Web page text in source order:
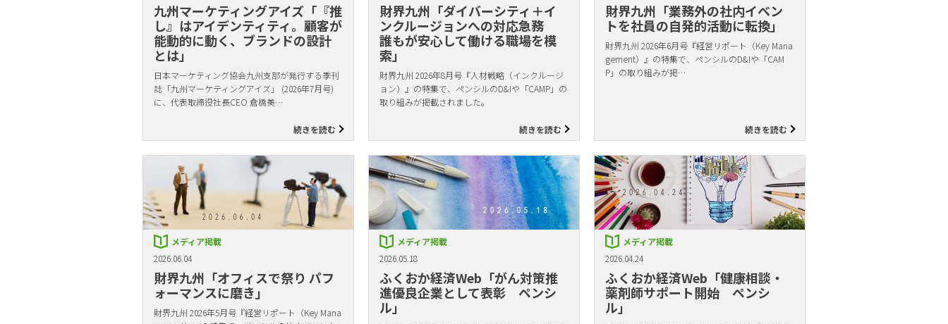
九州マーケティングアイズ「『推
し』はアイデンティティ。顧客が
能動的に動く、ブランドの設計
とは」
日本マーケティング協会九州支部が発行する季刊
誌「九州マーケティングアイズ」 (2026年7月号)
に、代表取締役社長CEO 倉橋美…
続きを読む
財界九州「ダイバーシティ＋イ
ンクルージョンへの対応急務
誰もが安心して働ける職場を模
索」
財界九州 2026年8月号『人材戦略（インクルージ
ョン）』の特集で、ペンシルのD&Iや「CAMP」の
取り組みが掲載されました。
続きを読む
財界九州「業務外の社内イベン
トを社員の自発的活動に転換」
財界九州 2026年6月号『経営リポート（Key Mana
gement）』の特集で、ペンシルのD&Iや「CAM
P」の取り組みが掲…
続きを読む
メディア掲載
2026.06.04
財界九州「オフィスで祭り パフ
ォーマンスに磨き」
財界九州 2026年5月号『経営リポート（Key Mana
メディア掲載
2026.05.18
ふくおか経済Web「がん対策推
進優良企業として表彰 ペンシ
ル」
メディア掲載
2026.04.24
ふくおか経済Web「健康相談・
薬剤師サポート開始 ペンシ
ル」